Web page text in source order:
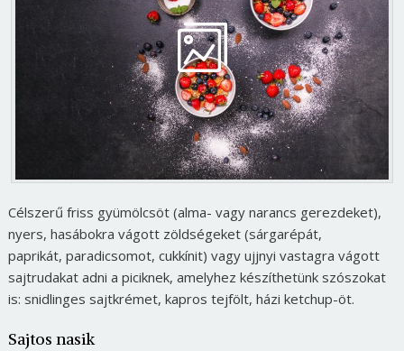
Célszerű friss gyümölcsöt (alma- vagy narancs gerezdeket),
nyers, hasábokra vágott zöldségeket (sárgarépát,
paprikát, paradicsomot, cukkínit) vagy ujjnyi vastagra vágott
sajtrudakat adni a piciknek, amelyhez készíthetünk szószokat
is: snidlinges sajtkrémet, kapros tejfölt, házi ketchup-öt.
Sajtos nasik